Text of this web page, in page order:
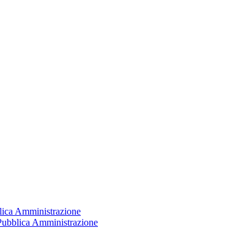
Amministrazione
Amministrazione